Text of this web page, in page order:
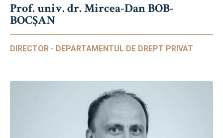
Prof. univ. dr. Mircea-Dan BOB-
BOCȘAN
DIRECTOR - DEPARTAMENTUL DE DREPT PRIVAT